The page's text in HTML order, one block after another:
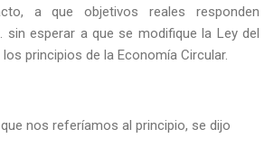
a que objetivos reales responden
sin esperar a que se modifique la Ley del
principios de la Economía Circular.
nos referíamos al principio, se dijo